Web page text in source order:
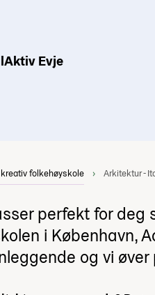
Evje
kreativ folkehøyskole Arkitektur -
perfekt for deg
i København,
og vi